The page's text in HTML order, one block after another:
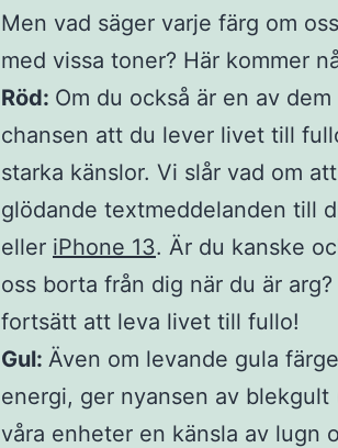
Men vad säger varje färg om
med vissa toner? Här kommer
Röd: Om du också är en av
chansen att du lever livet till
starka känslor. Vi slår vad om
glödande textmeddelanden till
eller iPhone 13. Är du kanske
oss borta från dig när du är
fortsätt att leva livet till fullo!
Gul: Även om levande gula
energi, ger nyansen av blekgult
våra enheter en känsla av lugn